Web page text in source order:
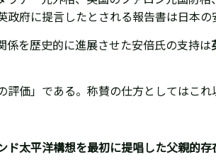
府に提言したとされる報告書は日本の
係を歴史的に進展させた安倍氏の支持は
評価」である。 称賛の仕方としてはこれ
ド太平洋構想を最初に提唱した父親的存